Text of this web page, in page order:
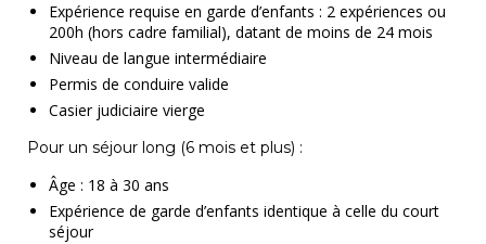
Expérience requise en garde d’enfants : 2 expériences ou
200h (hors cadre familial), datant de moins de 24 mois
Niveau de langue intermédiaire
Permis de conduire valide
Casier judiciaire vierge
Pour un séjour long (6 mois et plus) :
Âge : 18 à 30 ans
Expérience de garde d’enfants identique à celle du court
séjour